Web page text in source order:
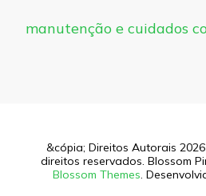
manutenção e cuidados
&cópia; Direitos Autorais 2026
direitos reservados. Blossom
Blossom Themes.